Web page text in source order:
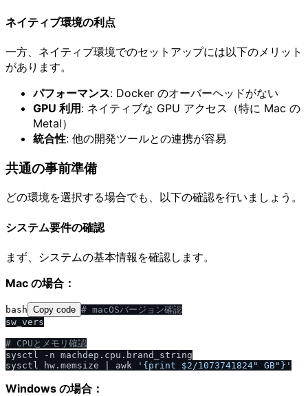
ネイティブ環境の利点
一方、ネイティブ環境でのセットアップには以下のメリット
があります。
パフォーマンス: Docker のオーバーヘッドがない
GPU 利用: ネイティブな GPU アクセス（特に Mac の
Metal）
統合性: 他の開発ツールとの連携が容易
共通の事前準備
どの環境を選択する場合でも、以下の確認を行いましょう。
システム要件の確認
まず、システムの基本情報を確認します。
Mac の場合：
bash Copy code # macOSバージョン確認
sw_vers
# CPUとメモリ確認
sysctl -n machdep.cpu.brand_string
sysctl hw.memsize | awk
'{print $2 /1073741824" GB"}'
Windows の場合：